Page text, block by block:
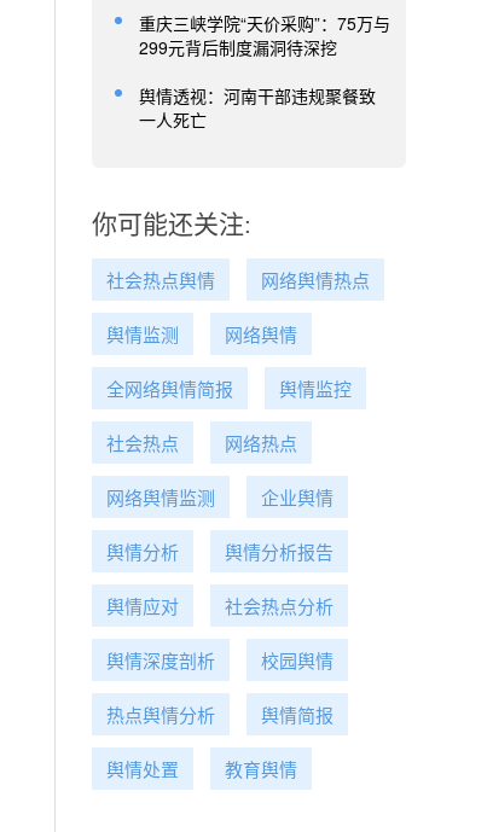
重庆三峡学院“天价采购”：75万与
299元背后制度漏洞待深挖
舆情透视：河南干部违规聚餐致
一人死亡
你可能还关注:
社会热点舆情 网络舆情热点
舆情监测 网络舆情
全网络舆情简报 舆情监控
社会热点 网络热点
网络舆情监测 企业舆情
舆情分析 舆情分析报告
舆情应对 社会热点分析
舆情深度剖析 校园舆情
热点舆情分析 舆情简报
舆情处置 教育舆情